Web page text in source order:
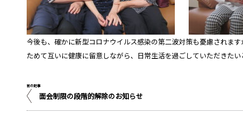
今後も、確かに新型コロナウイルス感染の第二波対策も憂慮されま
ためて互いに健康に留意しながら、日常生活を過ごしていただきたい
前の記事
面会制限の段階的解除のお知らせ